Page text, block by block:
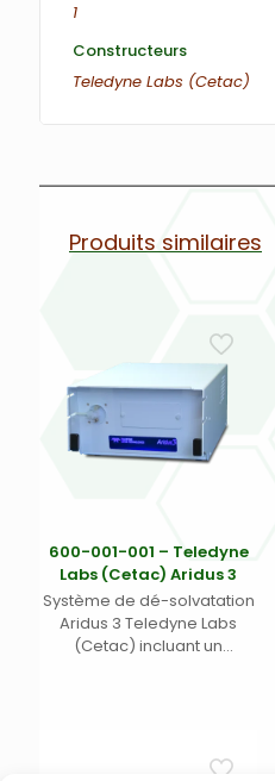
1
Constructeurs
Teledyne Labs (Cetac)
Produits similaires
600-001-001 – Teledyne
Labs (Cetac) Aridus 3
Système de dé-solvatation
Aridus 3 Teledyne Labs
(Cetac) incluant un